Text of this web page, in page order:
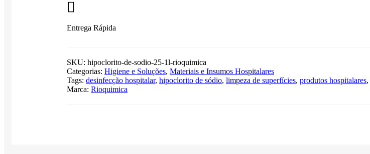
Entrega Rápida
SKU: hipoclorito-de-sodio-25-1l-rioquimica
Categorias: Higiene e Soluções, Materiais e Insumos Hospitalares
Tags: desinfecção hospitalar, hipoclorito de sódio, limpeza de superfícies, produtos hospitalares,
Marca: Rioquimica